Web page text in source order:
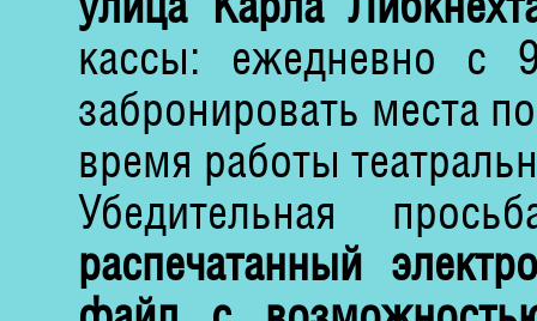
кассы: ежедневно
забронировать места
время работы
Убедительная
распечатанный